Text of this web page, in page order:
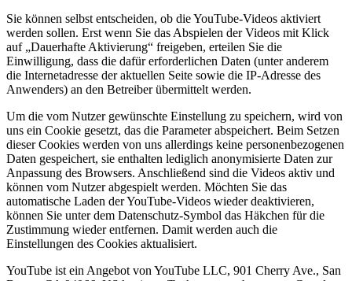
Sie können selbst entscheiden, ob die YouTube-Videos aktiviert
werden sollen. Erst wenn Sie das Abspielen der Videos mit Klick
auf „Dauerhafte Aktivierung“ freigeben, erteilen Sie die
Einwilligung, dass die dafür erforderlichen Daten (unter anderem
die Internetadresse der aktuellen Seite sowie die IP-Adresse des
Anwenders) an den Betreiber übermittelt werden.
Um die vom Nutzer gewünschte Einstellung zu speichern, wird von
uns ein Cookie gesetzt, das die Parameter abspeichert. Beim Setzen
dieser Cookies werden von uns allerdings keine personenbezogenen
Daten gespeichert, sie enthalten lediglich anonymisierte Daten zur
Anpassung des Browsers. Anschließend sind die Videos aktiv und
können vom Nutzer abgespielt werden. Möchten Sie das
automatische Laden der YouTube-Videos wieder deaktivieren,
können Sie unter dem Datenschutz-Symbol das Häkchen für die
Zustimmung wieder entfernen. Damit werden auch die
Einstellungen des Cookies aktualisiert.
YouTube ist ein Angebot von YouTube LLC, 901 Cherry Ave., San